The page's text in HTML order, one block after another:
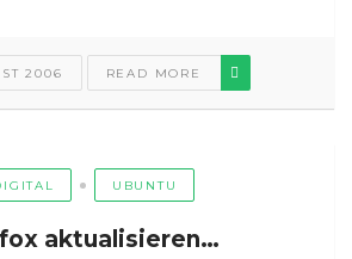
2006 READ MORE
UBUNTU
aktualisieren…